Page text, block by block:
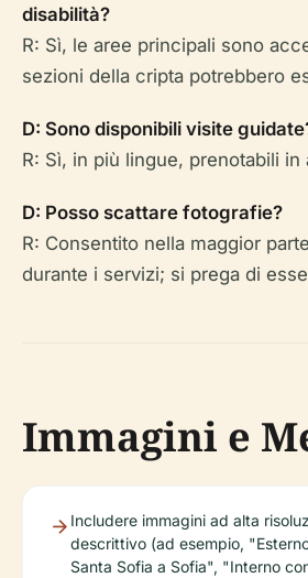
disabilità?
R: Sì, le aree principali sono
sezioni della cripta potrebbero
D: Sono disponibili visite
R: Sì, in più lingue, prenotabili
D: Posso scattare fotografie?
R: Consentito nella maggior
durante i servizi; si prega di
Immagini e
Includere immagini ad alta
descrittivo (ad esempio,
Santa Sofia a Sofia", "Interno